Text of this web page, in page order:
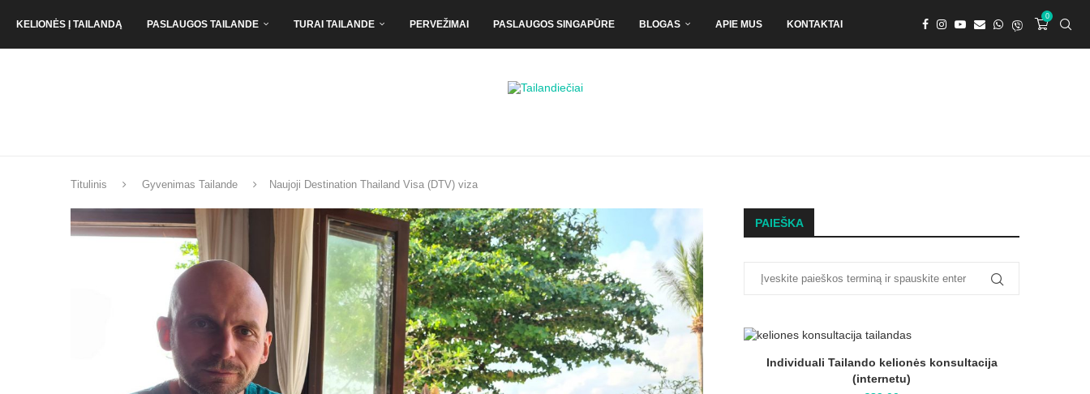
KELIONĖS Į TAILANDĄ PASLAUGOS TAILANDE TURAI TAILANDE PERVEŽIMAI PASLAUGOS SINGAPŪRE BLOGAS APIE MUS KONTAKTAI
0
Titulinis Gyvenimas Tailande Naujoji Destination Thailand Visa (DTV) viza
PAIEŠKA
Individuali Tailando kelionės konsultacija
(internetu)